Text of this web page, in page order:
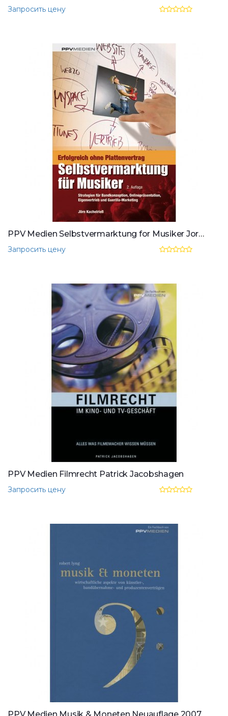
Запросить цену
PPV Medien Selbstvermarktung for Musiker Jorn Kachelrieo
Запросить цену
PPV Medien Filmrecht Patrick Jacobshagen
Запросить цену